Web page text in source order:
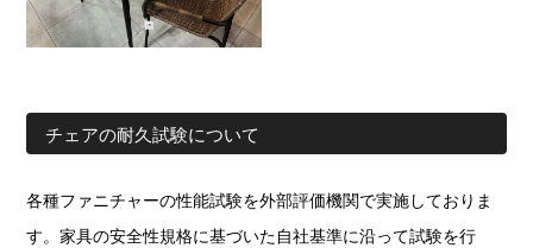
チェアの耐久試験について
各種ファニチャーの性能試験を外部評価機関で実施しておりま
す。家具の安全性規格に基づいた自社基準に沿って試験を行